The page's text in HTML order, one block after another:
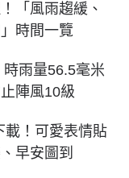
「風雨趨緩、
時間一覽
雨量56.5毫米
陣風10級
載！可愛表情貼
早安圖到